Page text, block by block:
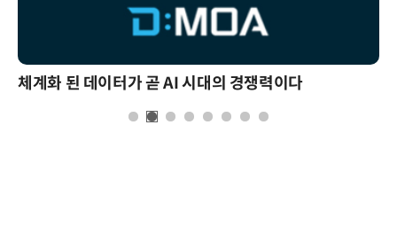
체계화 된 데이터가 곧 AI 시대의 경쟁력이다